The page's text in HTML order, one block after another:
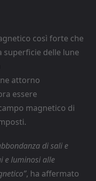
così forte che
superficie delle lune
attorno
essere
magnetico di
di sali e
e luminosi alle
, ha affermato